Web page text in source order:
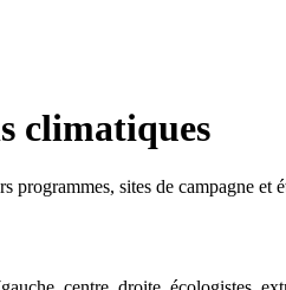
climatiques
programmes, sites de campagne et